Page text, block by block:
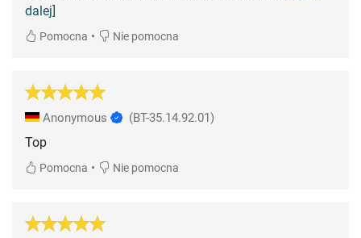
dalej]
Pomocna • Nie pomocna
Anonymous (BT-35.14.92.01)
Top
Pomocna • Nie pomocna